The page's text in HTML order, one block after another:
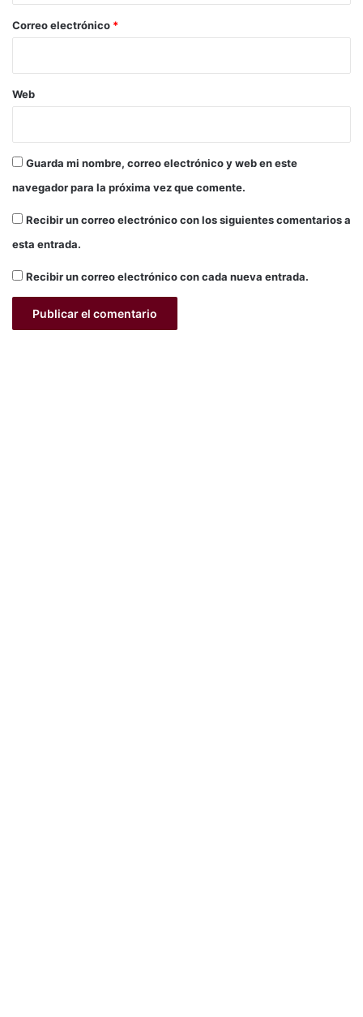
*
Correo electrónico *
Web
Guarda mi nombre, correo electrónico y web en este
navegador para la próxima vez que comente.
Recibir un correo electrónico con los siguientes comentarios a
esta entrada.
Recibir un correo electrónico con cada nueva entrada.